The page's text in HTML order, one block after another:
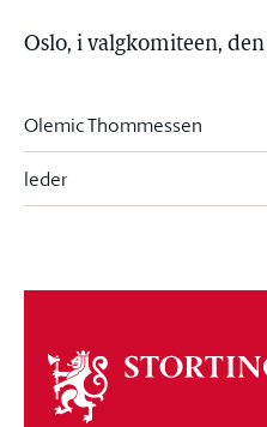
Oslo, i valgkomiteen,
Olemic Thommessen
leder
Om
stortinget